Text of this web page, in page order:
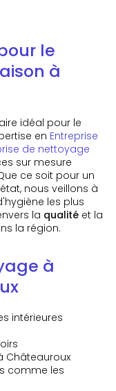
le
à
idéal pour le
en Entreprise
de nettoyage
sur mesure
ce soit pour un
nous veillons à
les plus
la qualité et la
la région.
à
intérieures
Châteauroux
comme les